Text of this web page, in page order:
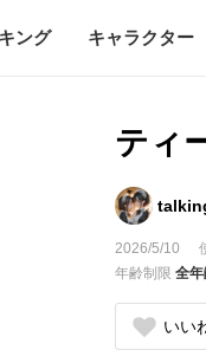
ング キャラクター
ティ
2026/5/10
年齢制限全
いい